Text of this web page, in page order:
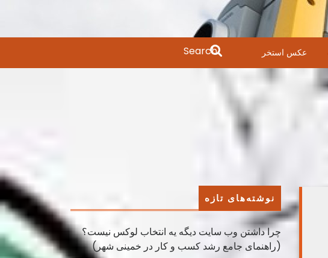
عکس استخر
Search
for:
نوشته‌های تازه
چرا داشتن وب سایت دیگه یه انتخاب لوکس نیست؟
(راهنمای جامع رشد کسب ‌و کار در خمینی ‌شهر)